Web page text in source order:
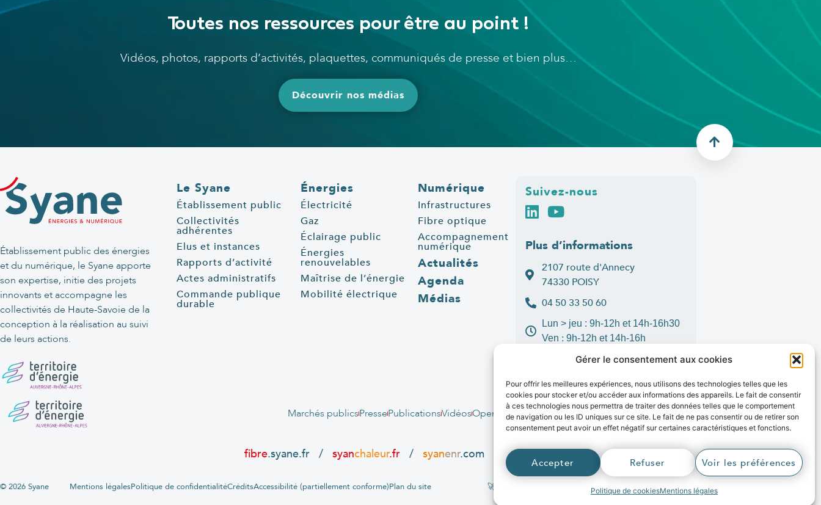
Gérer le consentement aux cookies
Pour offrir les meilleures expériences, nous utilisons des technologies telles que les
cookies pour stocker et/ou accéder aux informations des appareils. Le fait de consentir
à ces technologies nous permettra de traiter des données telles que le comportement
de navigation ou les ID uniques sur ce site. Le fait de ne pas consentir ou de retirer son
consentement peut avoir un effet négatif sur certaines caractéristiques et fonctions.
Accepter Refuser Voir les préférences
Politique de cookiesMentions légales
Toutes nos ressources pour être au point !
Vidéos, photos, rapports d’activités, plaquettes, communiqués de presse et bien plus…
Découvrir nos médias
Établissement public des énergies
et du numérique, le Syane apporte
son expertise, initie des projets
innovants et accompagne les
collectivités de Haute-Savoie de la
conception à la réalisation au suivi
de leurs actions.
Le Syane
Établissement public
Collectivités
adhérentes
Elus et instances
Rapports d’activité
Actes administratifs
Commande publique
durable
Énergies
Électricité
Gaz
Éclairage public
Énergies
renouvelables
Maîtrise de l’énergie
Mobilité électrique
Numérique
Infrastructures
Fibre optique
Accompagnement
numérique
Actualités
Agenda
Médias
Suivez-nous
Plus d’informations
2107 route d'Annecy
74330 POISY
04 50 33 50 60
Lun > jeu : 9h-12h et 14h-16h30
Ven :9h-12h et 14h-16h
Contact
Marchés publicsPressePublicationsVidéosOpen dataEmplois 1
fibre.syane.fr / syanchaleur.fr/ syanenr.com eborn.fr
© 2026 Syane Mentions légalesPolitique de confidentialitéCréditsAccessibilité (partiellement conforme)Plan du site 🚀 Propulsé par L’agence web Marque Digitale